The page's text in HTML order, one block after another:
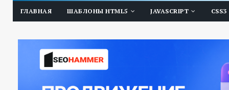
ГЛАВНАЯ ШАБЛОНЫ HTML5 JAVASCRIPT CSS3